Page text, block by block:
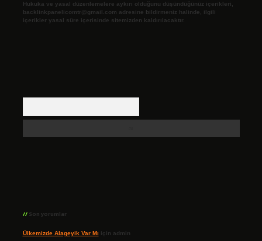
Hukuka ve yasal düzenlemelere aykırı olduğunu düşündüğünüz içerikleri,
backlinkpanelicomtr@gmail.com adresine bildirmeniz halinde, ilgili
içerikler yasal süre içerisinde sitemizden kaldırılacaktır.
Son yorumlar
Ülkemizde Alageyik Var Mı için admin